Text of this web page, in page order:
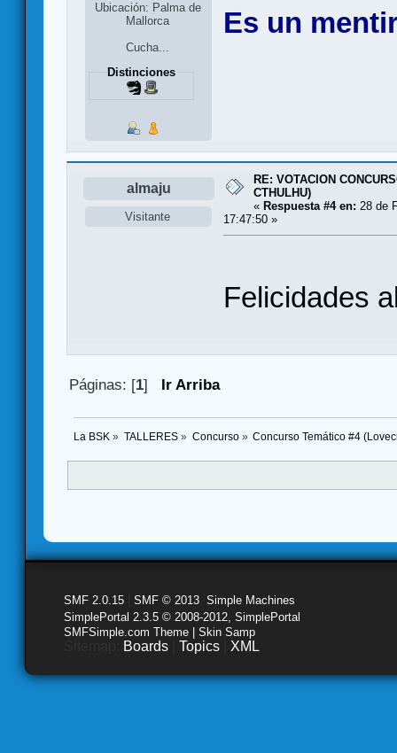
Ubicación: Palma de
Mallorca
Cucha...
Distinciones
Es un
almaju
Visitante
RE: VOTACION
CTHULHU)
« Respuesta #4 en: 28 de
17:47:50 »
Felicidades
Páginas: [1] Ir Arriba
La BSK » TALLERES» Concurso» Concurso Temático #4
SMF 2.0.15 SMF © 2013 Simple Machines
SimplePortal 2.3.5 © 2008-2012, SimplePortal
SMFSimple.com Theme | Skin Samp
Boards Topics XML